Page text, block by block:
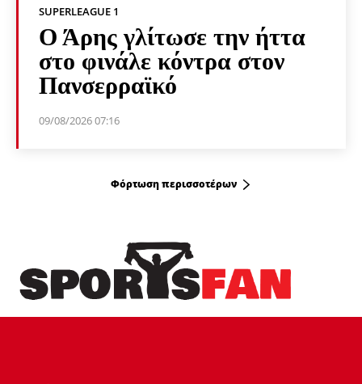
SUPERLEAGUE 1
Ο Άρης γλίτωσε την ήττα
στο φινάλε κόντρα στον
Πανσερραϊκό
09/08/2026 07:16
Φόρτωση περισσοτέρων